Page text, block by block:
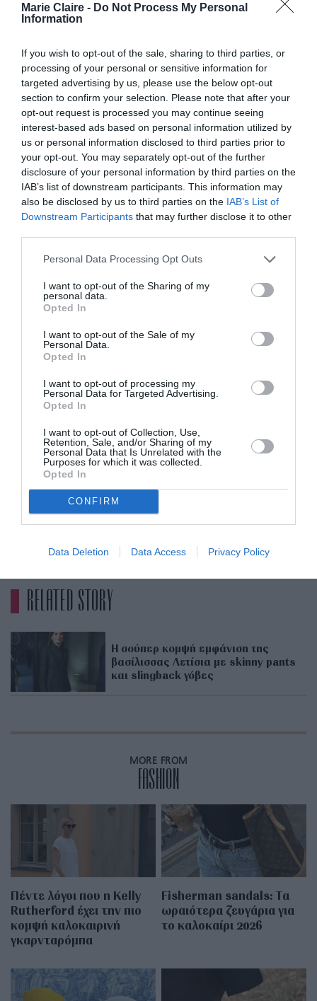
Marie Claire - Do Not Process My Personal
Information
If you wish to opt-out of the sale, sharing to third parties, or
processing of your personal or sensitive information for
targeted advertising by us, please use the below opt-out
section to confirm your selection. Please note that after your
opt-out request is processed you may continue seeing
interest-based ads based on personal information utilized by
us or personal information disclosed to third parties prior to
your opt-out. You may separately opt-out of the further
disclosure of your personal information by third parties on the
IAB’s list of downstream participants. This information may
also be disclosed by us to third parties on the IAB’s List of
Downstream Participants that may further disclose it to other
Personal Data Processing Opt Outs
I want to opt-out of the Sharing of my
personal data.
Opted In
I want to opt-out of the Sale of my
Personal Data.
Opted In
I want to opt-out of processing my
Personal Data for Targeted Advertising.
Opted In
I want to opt-out of Collection, Use,
Retention, Sale, and/or Sharing of my
Personal Data that Is Unrelated with the
Purposes for which it was collected.
Opted In
CONFIRM
Data Deletion Data Access Privacy Policy
(APRAMP). Η Λετίσια συνδύασε αυτό το
παντελόνι και ολοκλήρωσε την εμφάνιση με
μαύρα loafers με τακούνι και μια μικρή μαύρη
δερμάτινη τσάντα. Πρόσθεσε μια πινελιά
λάμψης με ένα ζευγάρι ασημένια σκουλαρίκια.
Getty Images
RELATED STORY
H σούπερ κομψή εμφάνιση της
βασίλισσας Λετίσια με skinny pants
και slingback γόβες
MORE FROM
FASHION
Πέντε λόγοι που η Kelly
Rutherford έχει την πιο
κομψή καλοκαιρινή
γκαρνταρόμπα
Fisherman sandals: Tα
ωραιότερα ζευγάρια για
το καλοκαίρι 2026